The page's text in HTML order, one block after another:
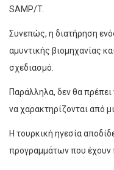
SAMP/T.
Συνεπώς, η διατήρηση
αμυντικής βιομηχανίας
σχεδιασμό.
Παράλληλα, δεν θα
να χαρακτηρίζονται από
Η τουρκική ηγεσία
προγραμμάτων που έχουν